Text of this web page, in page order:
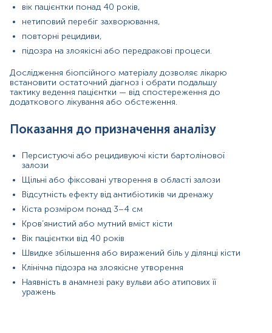
матеріалу можна отримати точну відповідь на питання:
чи є утворення доброякісним, злоякісним або
запальним.
Підвищений ризик (патологічні знахідки):
Наявність атипових клітин — може свідчити про
передракові зміни або початкову стадію
карциноми.
Хронічне запалення — вказує на тривалий
Плоскоклітинна або аденокарцинома —
новоутворення.
Гіперплазія або вузлові зміни — потребують
динамічного спостереження або повторного
хірургічного втручання.
Знижений ризик (доброякісні знахідки)
Проста кіста, вкрита перехідним або
багатошаровим плоским епітелієм.
Відсутність диспластичних змін чи ознак
новоутворень.
Стерильний вміст без ознак запального
інфільтрату.
Реактивні зміни, пов’язані з попередньою
вік пацієнтки понад 40 років,
нетиповий перебіг захворювання,
повторні рецидиви,
підозра на злоякісні або передракові процеси.
Дослідження біопсійного матеріалу дозволяє лікарю
встановити остаточний діагноз і обрати подальшу
тактику ведення пацієнтки — від спостереження до
додаткового лікування або обстеження.
Показання до призначення аналізу
Персистуючі або рецидивуючі кісти бартолінової
залози
Щільні або фіксовані утворення в області залози
Відсутність ефекту від антибіотиків чи дренажу
Кіста розміром понад 3–4 см
Кров’янистий або мутний вміст кісти
Вік пацієнтки від 40 років
Швидке збільшення або виражений біль у ділянці кісти
Клінічна підозра на злоякісне утворення
Наявність в анамнезі раку вульви або атипових її
уражень